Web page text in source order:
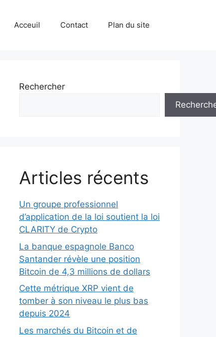
Acceuil Contact Plan du site
Rechercher
Articles récents
Un groupe professionnel
d’application de la loi soutient la loi
CLARITY de Crypto
La banque espagnole Banco
Santander révèle une position
Bitcoin de 4,3 millions de dollars
Cette métrique XRP vient de
tomber à son niveau le plus bas
depuis 2024
Les marchés du Bitcoin et de